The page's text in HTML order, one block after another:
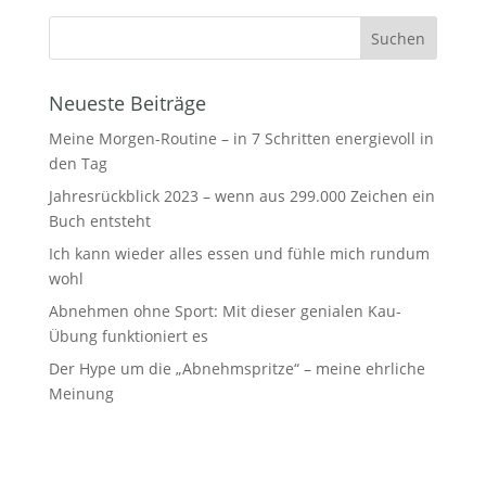
Abnehmen mit Genuss - ganz ohne Diät
jetzt bestellen
Neueste Beiträge
Meine Morgen-Routine – in 7 Schritten energievoll in
den Tag
Jahresrückblick 2023 – wenn aus 299.000 Zeichen ein
Buch entsteht
Ich kann wieder alles essen und fühle mich rundum
wohl
Abnehmen ohne Sport: Mit dieser genialen Kau-
Übung funktioniert es
Der Hype um die „Abnehmspritze“ – meine ehrliche
Meinung